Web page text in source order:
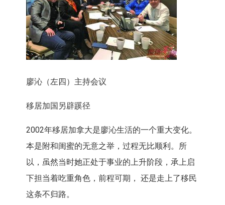
廖沁（左四）主持会议
移居加国另辟蹊径
2002年移居加拿大是廖沁生活的一个重大变化。
本是附和闺蜜的无意之举，过程无比顺利。所
以，虽然当时她正处于事业的上升阶段，承上启
下担当着吃重角色，前程可期， 还是走上了移民
这条不归路。